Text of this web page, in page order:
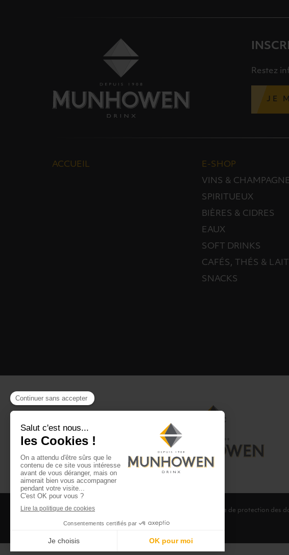
Restez
JE
ACCUEIL
E-SHOP
VINS &
SPIRITUEUX
BIÈRES & CIDRES
EAUX
SOFT DRINKS
CAFÉS, THÉS &
SNACKS
CGV CGU Club Drinx Politique de protection des
©2026 Munhowen Drinx / Tous droits réservés